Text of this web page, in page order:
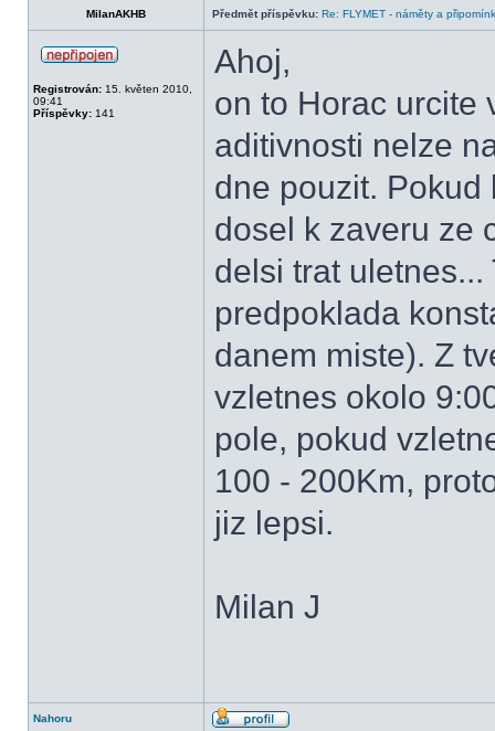
MilanAKHB Předmět příspěvku: Re: FLYMET - náměty a
Registrován: 15. květen 2010,
09:41
Příspěvky: 141
Ahoj,
on to Horac urcite
aditivnosti nelze
dne pouzit. Pokud
dosel k zaveru ze
delsi trat
predpoklada
danem miste). Z
vzletnes okolo
pole, pokud
100 - 200Km,
jiz lepsi.
Milan J
Nahoru